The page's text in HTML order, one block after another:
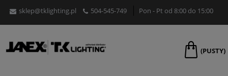
sklep@tklighting.pl 504-545-749 Pon - Pt od 8:00 do 15:00
(PUSTY)